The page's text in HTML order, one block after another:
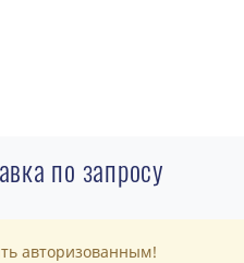
по запросу
авторизованным!